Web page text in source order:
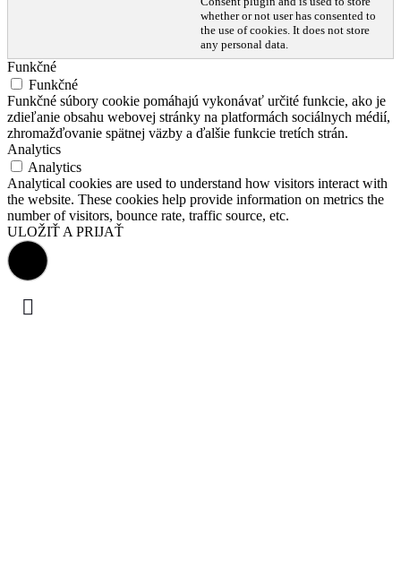
whether or not user has consented to
the use of cookies. It does not store
any personal data.
Funkčné
Funkčné
Funkčné súbory cookie pomáhajú vykonávať určité funkcie, ako je
zdieľanie obsahu webovej stránky na platformách sociálnych médií,
zhromažďovanie spätnej väzby a ďalšie funkcie tretích strán.
Analytics
Analytics
Analytical cookies are used to understand how visitors interact with
the website. These cookies help provide information on metrics the
number of visitors, bounce rate, traffic source, etc.
ULOŽIŤ A PRIJAŤ